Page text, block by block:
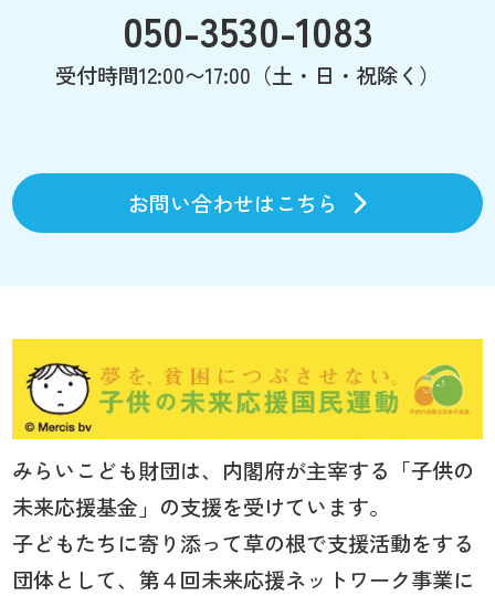
050-3530-1083
受付時間12:00〜17:00（土・日・祝除く）
お問い合わせはこちら
みらいこども財団は、内閣府が主宰する「子供の
未来応援基金」の支援を受けています。
子どもたちに寄り添って草の根で支援活動をする
団体として、第４回未来応援ネットワーク事業に